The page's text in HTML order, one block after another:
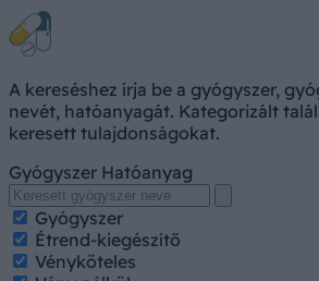
A kereséshez írja be a gyógyszer,
nevét, hatóanyagát. Kategorizált
keresett tulajdonságokat.
Gyógyszer Hatóanyag
Gyógyszer
Étrend-kiegészítő
Vényköteles